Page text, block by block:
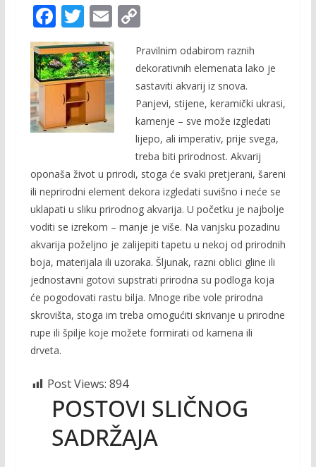
F
ac
e
b
o
o
T
w
itt
er
E
m
ai
l
C
p
y
Li
n
k
Pravilnim odabirom raznih
dekorativnih elemenata lako je
sastaviti akvarij iz snova.
Panjevi, stijene, keramički ukrasi,
kamenje – sve može izgledati
lijepo, ali imperativ, prije svega,
treba biti prirodnost. Akvarij
oponaša život u prirodi, stoga će svaki pretjerani, šareni
ili neprirodni element dekora izgledati suvišno i neće se
uklapati u sliku prirodnog akvarija. U početku je najbolje
voditi se izrekom – manje je više. Na vanjsku pozadinu
akvarija poželjno je zalijepiti tapetu u nekoj od prirodnih
boja, materijala ili uzoraka. Šljunak, razni oblici gline ili
jednostavni gotovi supstrati prirodna su podloga koja
će pogodovati rastu bilja. Mnoge ribe vole prirodna
skrovišta, stoga im treba omogućiti skrivanje u prirodne
rupe ili špilje koje možete formirati od kamena ili
drveta.
Post Views: 894
POSTOVI SLIČNOG
SADRŽAJA